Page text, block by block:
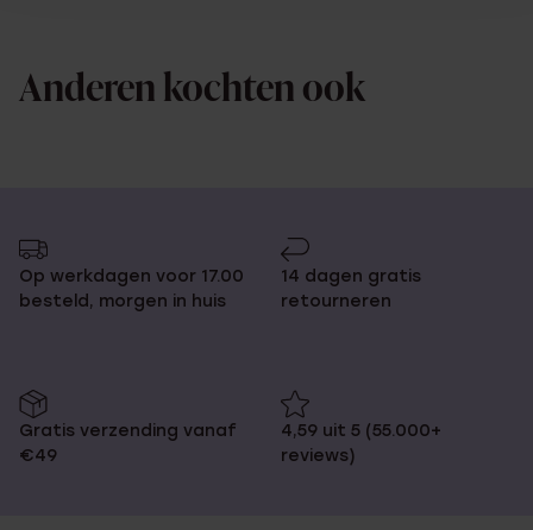
Anderen kochten ook
Op werkdagen voor 17.00
besteld, morgen in huis
14 dagen gratis
retourneren
Gratis verzending vanaf
€49
4,59 uit 5 (55.000+
reviews)